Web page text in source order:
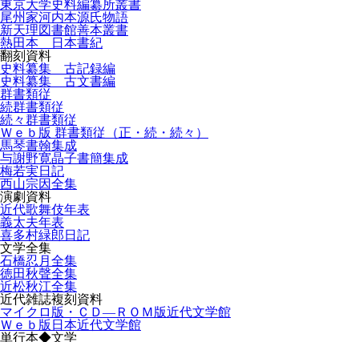
東京大学史料編纂所叢書
尾州家河内本源氏物語
新天理図書館善本叢書
熱田本 日本書紀
翻刻資料
史料纂集 古記録編
史料纂集 古文書編
群書類従
続群書類従
続々群書類従
Ｗｅｂ版 群書類従（正・続・続々）
馬琴書翰集成
与謝野寛晶子書簡集成
梅若実日記
西山宗因全集
演劇資料
近代歌舞伎年表
義太夫年表
喜多村緑郎日記
文学全集
石橋忍月全集
徳田秋聲全集
近松秋江全集
近代雑誌複刻資料
マイクロ版・ＣＤ―ＲＯＭ版近代文学館
Ｗｅｂ版日本近代文学館
単行本◆文学